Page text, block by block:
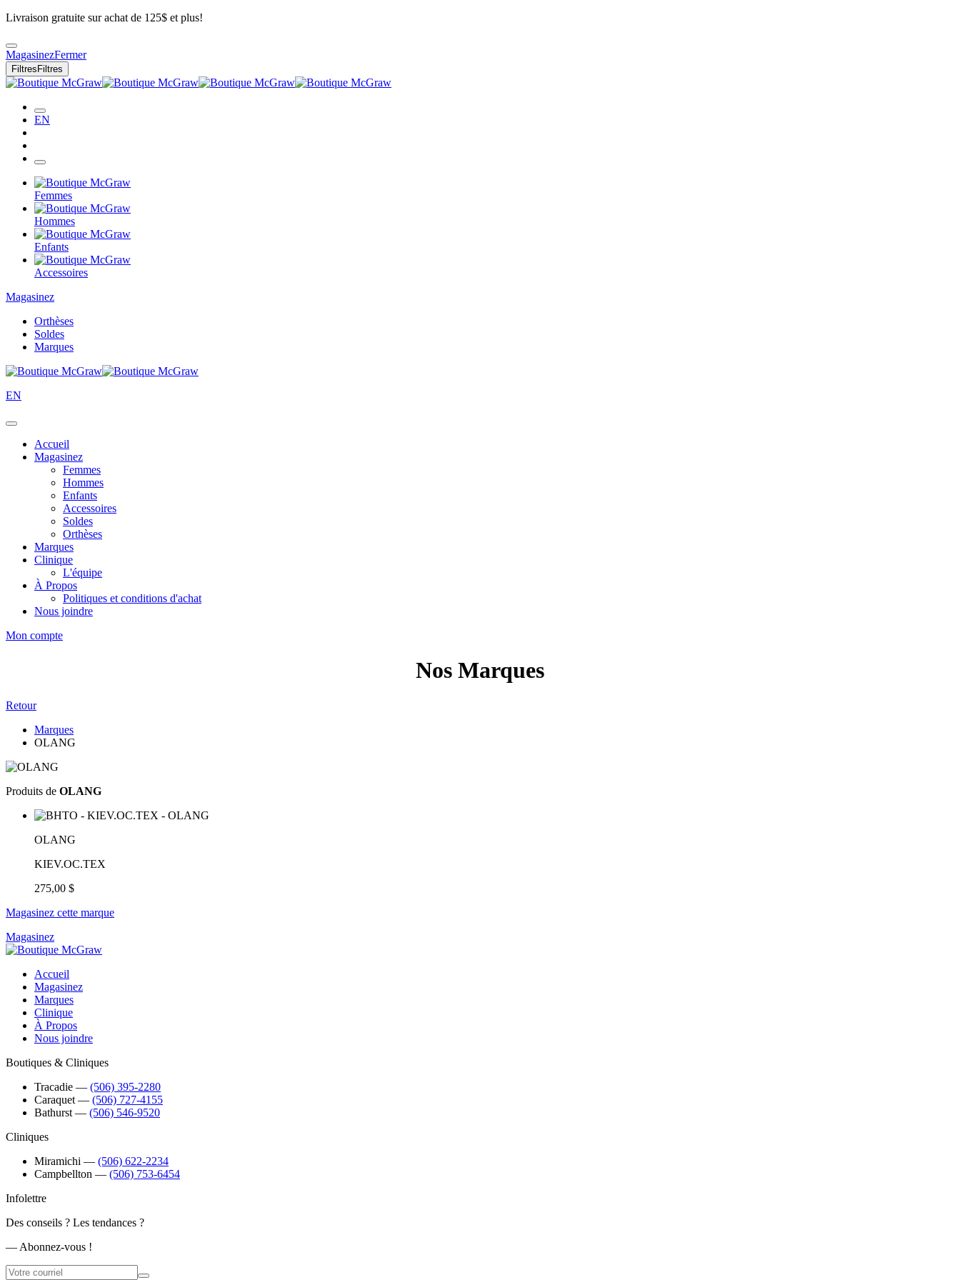
Livraison gratuite sur achat de 125$ et plus!
MagasinezFermer
Filtres Filtres
EN
Femmes
Hommes
Enfants
Accessoires
Magasinez
Orthèses
Soldes
Marques
EN
Accueil
Magasinez
Femmes
Hommes
Enfants
Accessoires
Soldes
Orthèses
Marques
Clinique
L'équipe
À Propos
Politiques et conditions d'achat
Nous joindre
Mon compte
Nos Marques
Retour
Marques
OLANG
Produits de OLANG
OLANG
KIEV.OC.TEX
275,00 $
Magasinez cette marque
Magasinez
Accueil
Magasinez
Marques
Clinique
À Propos
Nous joindre
Boutiques & Cliniques
Tracadie ― (506) 395-2280
Caraquet ― (506) 727-4155
Bathurst ― (506) 546-9520
Cliniques
Miramichi ― (506) 622-2234
Campbellton ― (506) 753-6454
Infolettre
Des conseils ? Les tendances ?
― Abonnez-vous !